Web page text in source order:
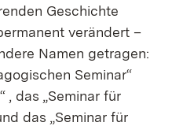
Geschichte
verändert –
Namen getragen:
Seminar“
, das „Seminar für
das „Seminar für